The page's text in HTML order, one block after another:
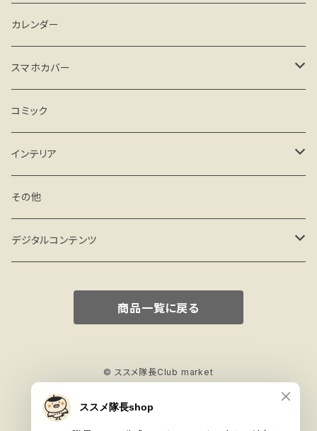
ファスナータイプ
その他
手帳、スケジュール帳
カード、レターセット
メモ、一筆箋
シール
マグネット
その他
カレンダー
スマホカバー
iPhone
クリアケース
ハードケース(マット)
Android
クリアケース
ハードケース(マット)
コミック
インテリア
フィギュア
miniフレーム
その他
デジタルコンテンツ
商品一覧に戻る
© ススメ隊長Club market